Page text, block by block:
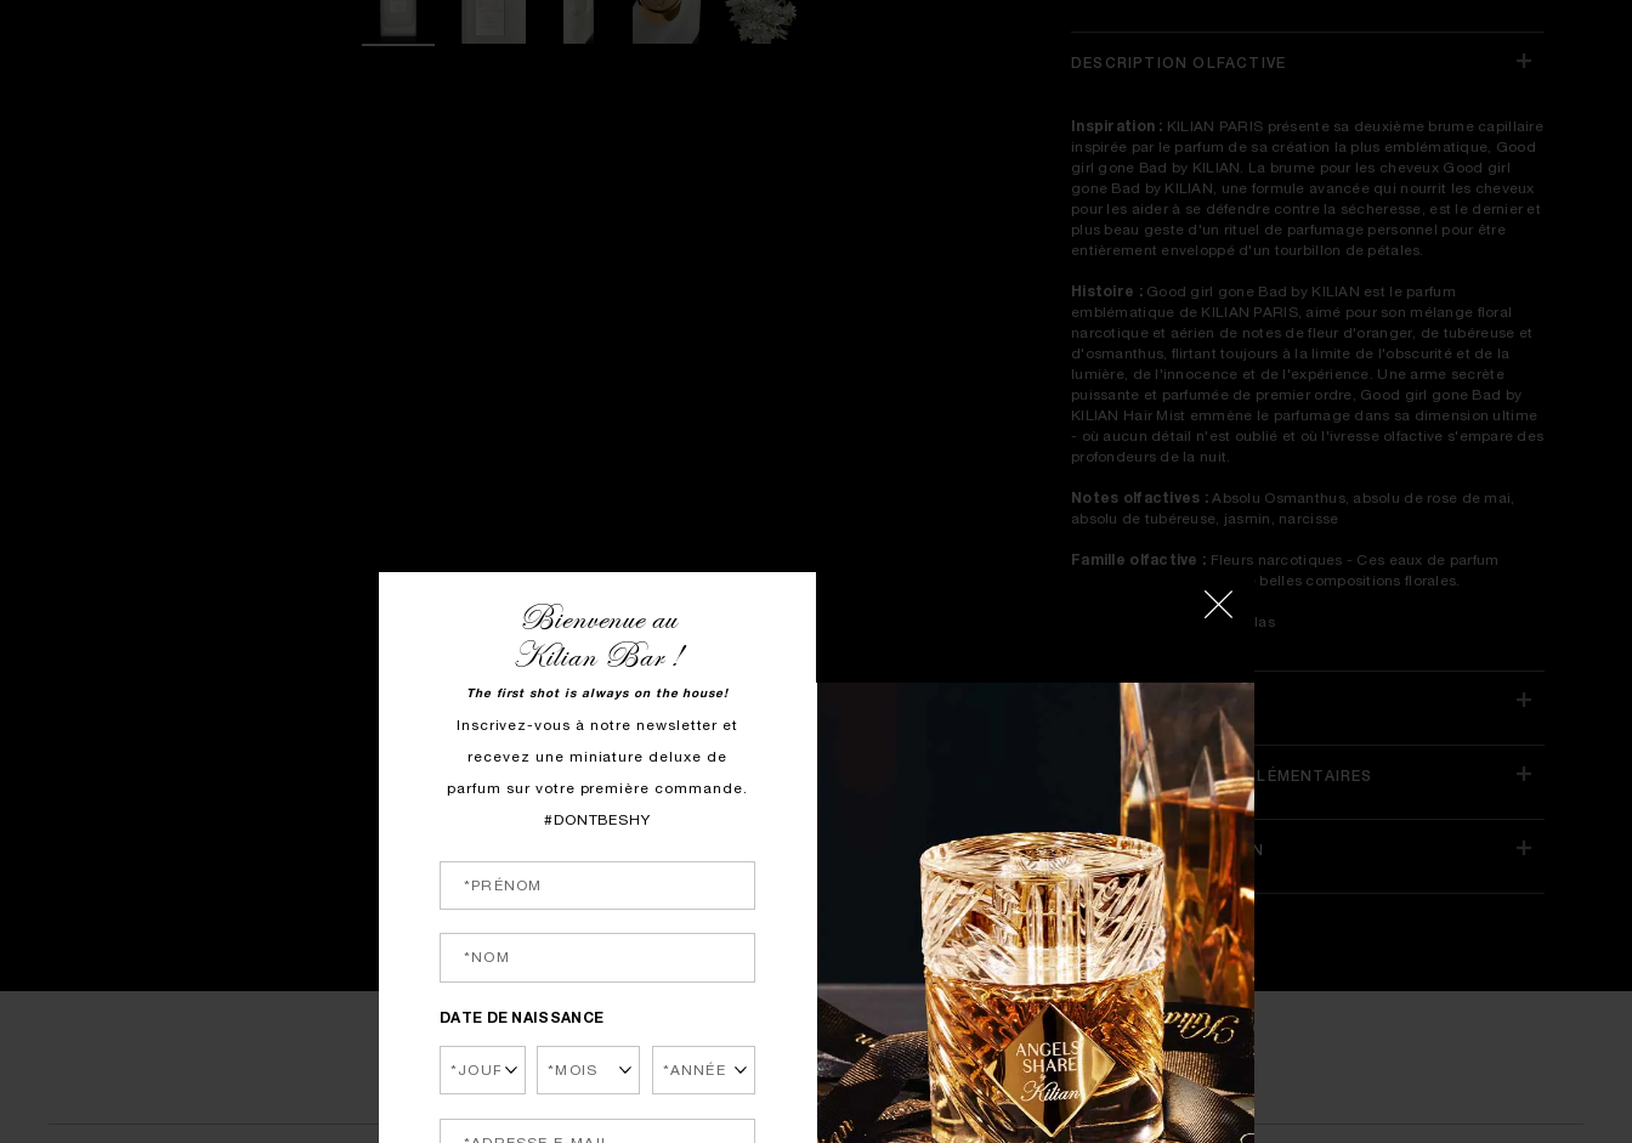
DESCRIPTION OLFACTIVE
Inspiration : KILIAN PARIS présente sa deuxième brume capillaire
inspirée par le parfum de sa création la plus emblématique, Good
girl gone Bad by KILIAN. La brume pour les cheveux Good girl
gone Bad by KILIAN, une formule avancée qui nourrit les cheveux
pour les aider à se défendre contre la sécheresse, est le dernier et
plus beau geste d'un rituel de parfumage personnel pour être
entièrement enveloppé d'un tourbillon de pétales.
Histoire :Good girl gone Bad by KILIAN est le parfum
emblématique de KILIAN PARIS, aimé pour son mélange floral
narcotique et aérien de notes de fleur d'oranger, de tubéreuse et
d'osmanthus, flirtant toujours à la limite de l'obscurité et de la
lumière, de l'innocence et de l'expérience. Une arme secrète
puissante et parfumée de premier ordre, Good girl gone Bad by
KILIAN Hair Mist emmène le parfumage dans sa dimension ultime
- où aucun détail n'est oublié et où l'ivresse olfactive s'empare des
profondeurs de la nuit.
Notes olfactives :Absolu Osmanthus, absolu de rose de mai,
absolu de tubéreuse, jasmin, narcisse
Famille olfactive : Fleurs narcotiques - Ces eaux de parfum
gourmandes évoquent de belles compositions florales.
Alberto Morillas
PLUS DE DÉTAILS
INFORMATIONS COMPLÉMENTAIRES
RETOURS & LIVRAISON
VOUS AIMEREZ AUSSI
Bienvenue au
Kilian Bar !
The first shot is always on the house!
Inscrivez-vous à notre newsletter et
recevez une miniature deluxe de
parfum sur votre première commande.
#DONTBESHY
DATE DE NAISSANCE